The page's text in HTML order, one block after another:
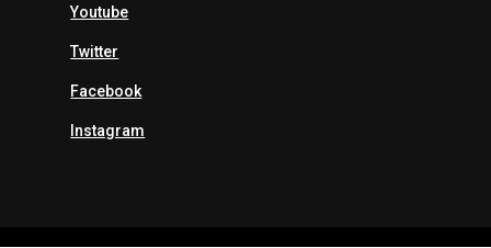
Youtube
Twitter
Facebook
Instagram